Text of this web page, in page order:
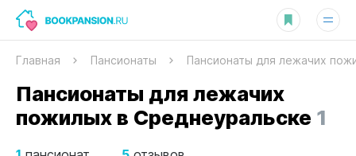
Главная Пансионаты Пансионаты для лежачих
Пансионаты для лежачих
пожилых в Среднеуральске 1